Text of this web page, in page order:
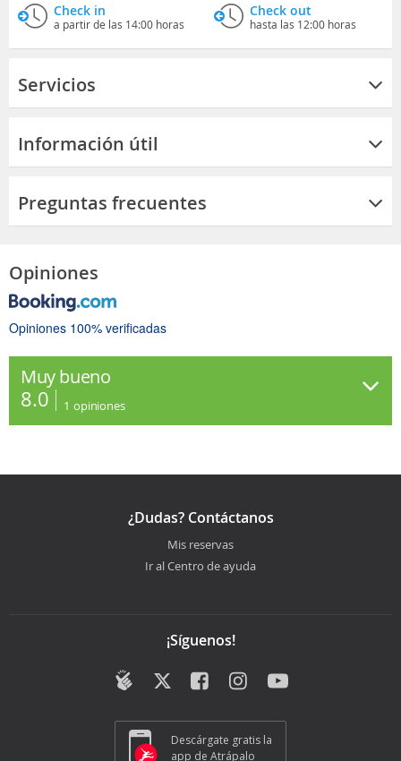
Check in
a partir de las 14:00 horas
Check out
hasta las 12:00 horas
Servicios
Información útil
Preguntas frecuentes
Opiniones
Opiniones 100% verificadas
Muy bueno
8.0 1 opiniones
¿Dudas? Contáctanos
Mis reservas
Ir al Centro de ayuda
¡Síguenos!
Descárgate gratis la
app de Atrápalo